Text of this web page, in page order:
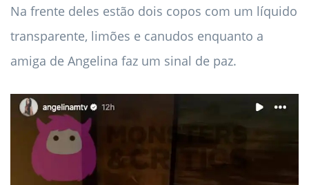
Na frente deles estão dois copos com um líquido
transparente, limões e canudos enquanto a
amiga de Angelina faz um sinal de paz.